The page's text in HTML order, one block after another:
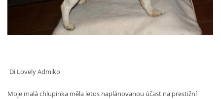
Di Lovely Admiko
Moje malá chlupinka měla letos naplánovanou účast na prestižní